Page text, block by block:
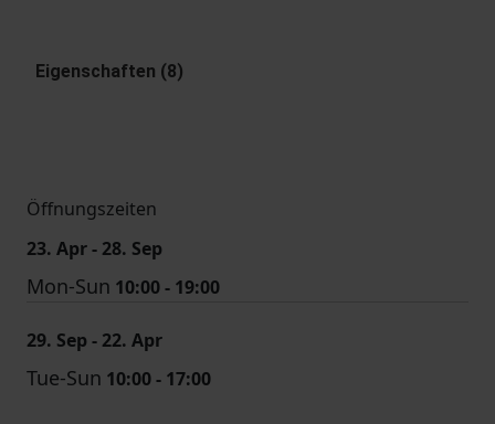
Eigenschaften (8)
Öffnungszeiten
23. Apr - 28. Sep
Mon-Sun 10:00 - 19:00
29. Sep - 22. Apr
Tue-Sun 10:00 - 17:00